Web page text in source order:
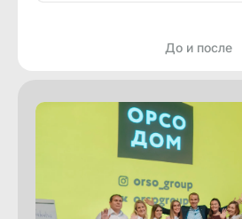
До и после